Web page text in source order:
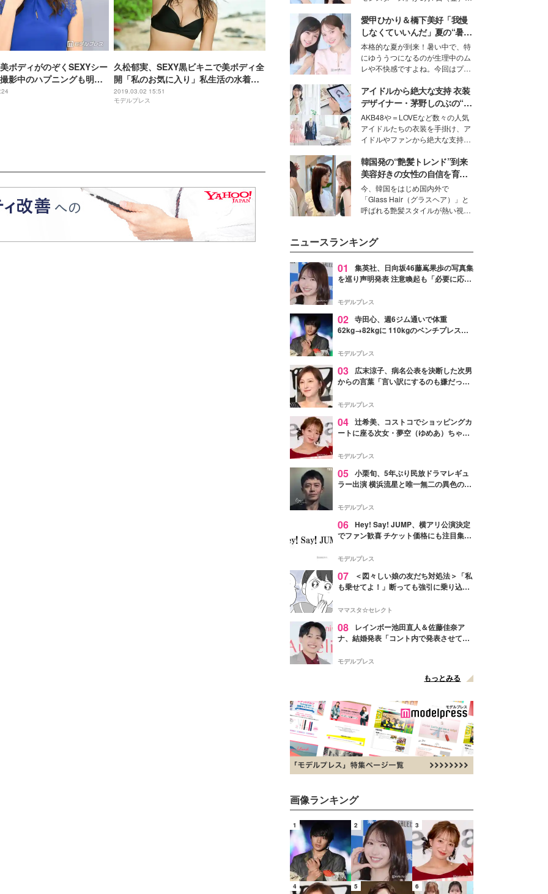
ボディがのぞくSEXYシー
影中のハプニングも明か
久松郁実、SEXY黒ビキニで美ボディ全
開「私のお気に入り」私生活の水着事
情も明かす
2019.03.02 15:51
モデルプレス
ニオン好き”という共通点を持つモ
デルの宮城舞と島村雄大の特別対
談をお届け！それぞれの視点か
ら、今作ならではの魅力や予想外
の感動をもたらす奥深いストーリ
ーについて熱く語り合ってもらっ
た。
愛甲ひかり＆橋下美好「我慢
しなくていいんだ」夏の“暑さ
対策”の新しい選択肢とは？
本格的な夏が到来！暑い中で、特
にゆううつになるのが生理中のム
レや不快感ですよね。今回はプラ
モデル・愛甲ひかりさんと橋下美
好さんを迎えて本音で女子会トー
ク。猛暑のお出かけを快適に過ご
すヒントや、2人が感動した夏の
生理の新常識にも迫りました。
アイドルから絶大な支持 衣装
デザイナー・茅野しのぶの“可
愛い”を作る美学＜「シチズン
クロスシー」インタビュー＞
AKB48や＝LOVEなど数々の人気
アイドルたちの衣装を手掛け、ア
イドルやファンから絶大な支持を
取締役兼クリエイティブディレク
ター・茅野しのぶ。一人ひとりの
個性に寄り添い、魅力を引き出す
衣装作りは、多くの女性たちに勇
気と自信を与え続けている。
韓国発の“艶髪トレンド”到来
美容好きの女性の自信を育む
「ヘアケア事情」って？
今、韓国をはじめ国内外で
「Glass Hair（グラスヘア）」と
呼ばれる艶髪スタイルが熱い視線
して、“髪そのものの美しさ”に改
めて注目する人が増えている様
子。今回は、そんな憧れの艶やか
な髪を日常で叶える、美容好きの
ます。
ニュースランキング
01
集英社、日向坂46藤嶌果歩の写真集
を巡り声明発表 注意喚起も「必要に応じ
モデルプレス
02 寺田心、週6ジム通いで体重
62kg→82kgに 110kgのベンチプレス持
「かっこいい」と反響
モデルプレス
03
広末涼子、病名公表を決断した次男
からの言葉「言い訳にするのも嫌だっ
モデルプレス
04 辻希美、コストコでショッピングカ
ートに座る次女・夢空（ゆめあ）ちゃん
ぎ」「成長を感じる」の声
モデルプレス
05 小栗旬、5年ぶり民放ドラマレギュ
ラー出演 横浜流星と唯一無二の異色のバ
モデルプレス
06 Hey! Say! JUMP、横アリ公演決定
でファン歓喜 チケット価格にも注目集ま
モデルプレス
07
＜図々しい娘の友だち対処法＞「私
も乗せてよ！」断っても強引に乗り込ん
ママスタ☆セレクト
08
レインボー池田直人＆佐藤佳奈ア
ナ、結婚発表「コント内で発表させてい
点変更のため
モデルプレス
もっとみる
画像ランキング
1 2 3
4 5 6